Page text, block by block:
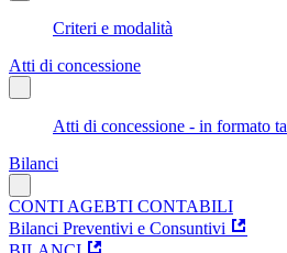
Criteri e modalità
Atti di concessione
Atti di concessione - in formato
Bilanci
CONTI AGEBTI CONTABILI
Bilanci Preventivi e Consuntivi